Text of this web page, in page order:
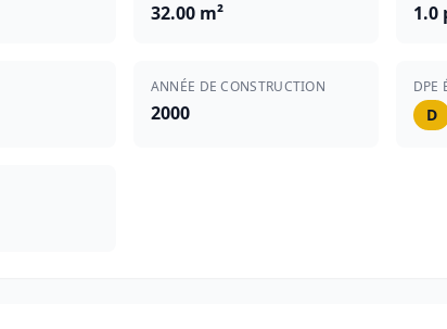
32.00 m² 1.0
ANNÉE DE CONSTRUCTION
2000
DPE
D